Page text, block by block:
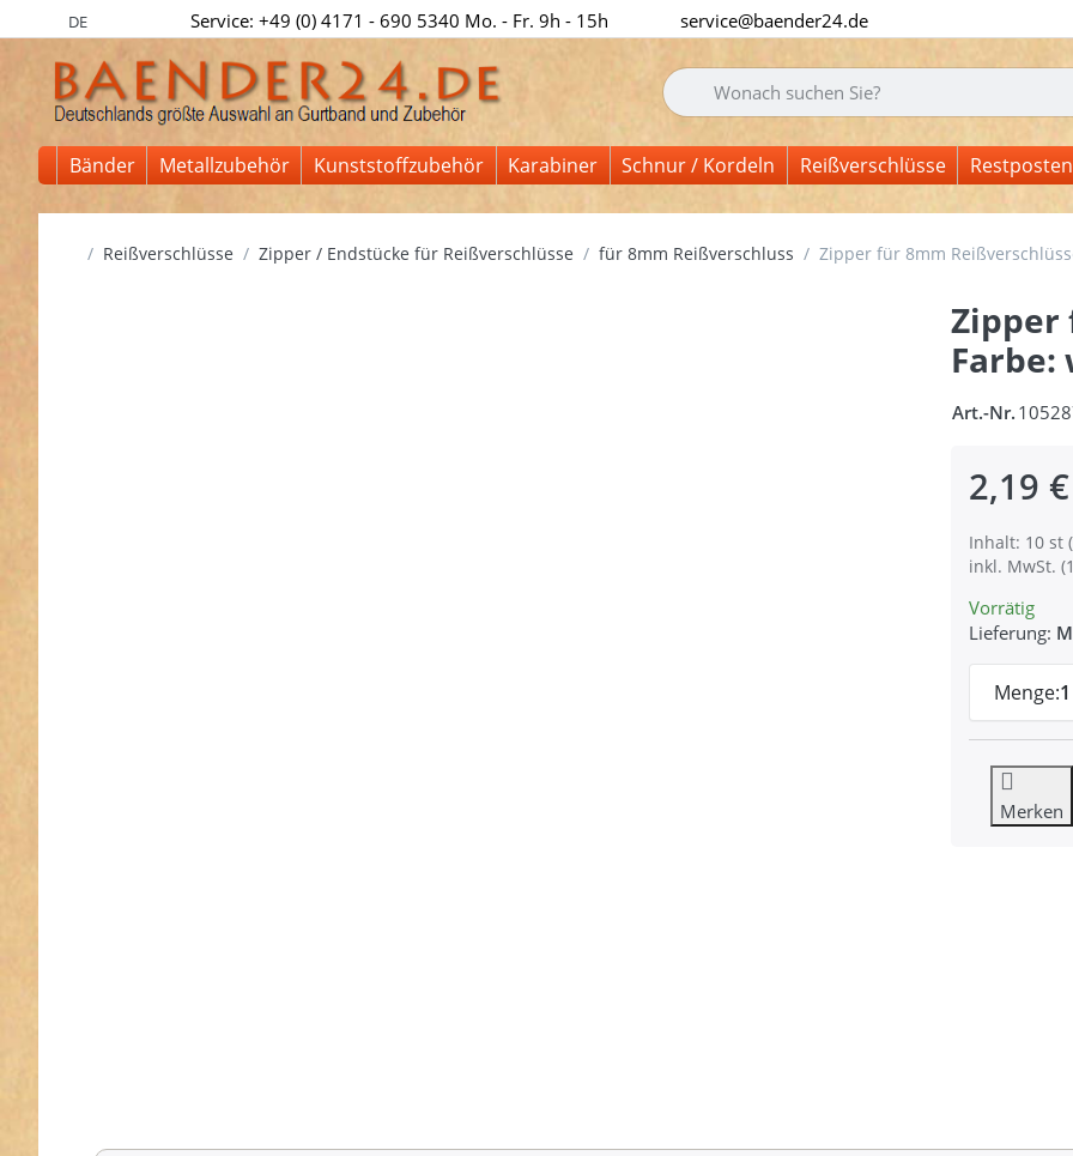
DE Service: +49 (0) 4171 - 690 5340 Mo. - Fr. 9h - 15h service@baender24.de
Geben Sie einen Suchbegriff ein. Während Sie
Bänder Metallzubehör Kunststoffzubehör Karabiner Schnur / Kordeln Reißverschlüsse Restposten
Startseite
Reißverschlüsse Zipper / Endstücke für Reißverschlüsse für 8mm Reißverschluss Zipper für 8mm
Zipper
Farbe:
Art.-Nr.
2,19 €
Inhalt: 10 st
inkl. MwSt.
Vorrätig
Lieferung:
Menge:1
Merken